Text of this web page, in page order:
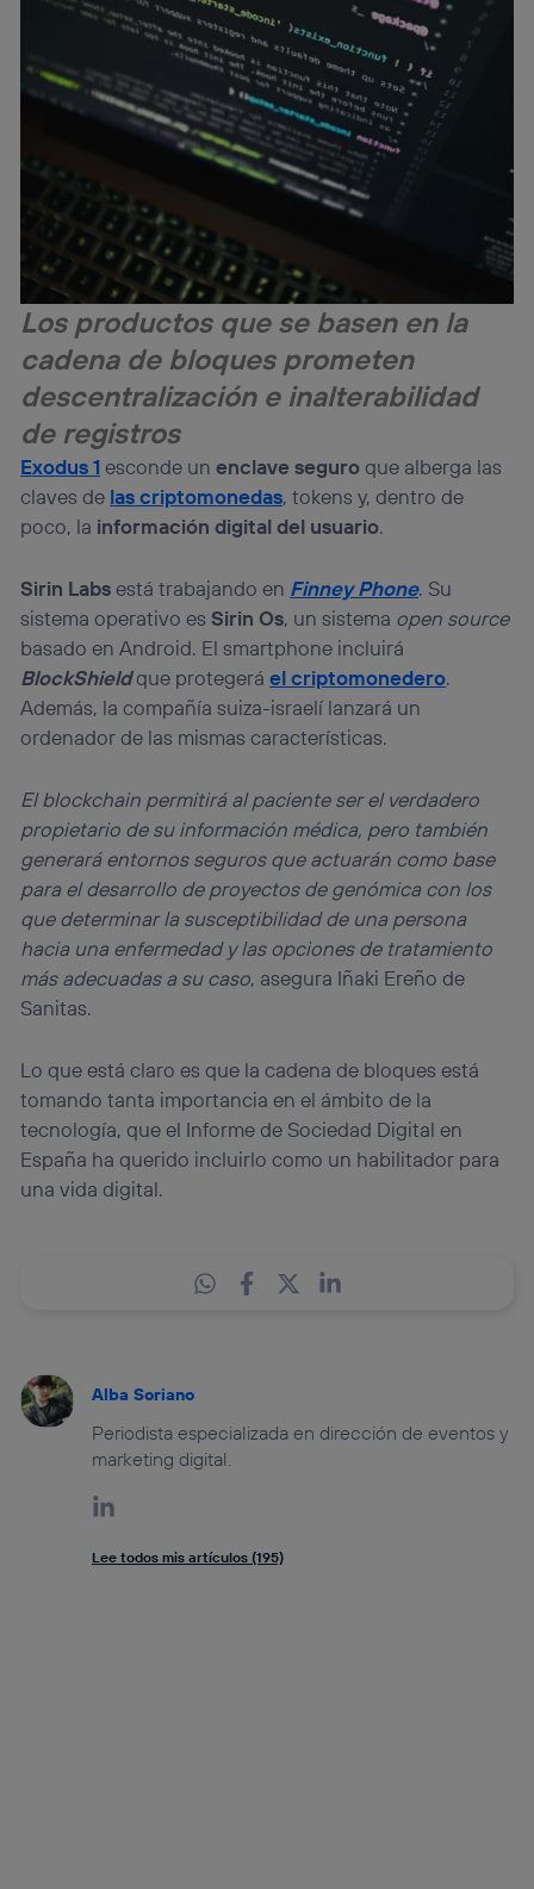
Los productos que se basen en la
cadena de bloques prometen
descentralización e inalterabilidad
de registros
Exodus 1 esconde unenclave seguroque alberga las
claves de las criptomonedas, tokens y, dentro de
poco, la información digital del usuario.
Sirin Labsestá trabajando en Finney Phone. Su
sistema operativo esSirin Os, un sistema open source
basado en Android. El smartphone incluirá
BlockShieldque protegeráel criptomonedero.
Además, la compañía suiza-israelí lanzará un
ordenador de las mismas características.
El blockchain permitirá al paciente ser el verdadero
propietario de su información médica, pero también
generará entornos seguros que actuarán como base
para el desarrollo de proyectos de genómica con los
que determinar la susceptibilidad de una persona
hacia una enfermedad y las opciones de tratamiento
más adecuadas a su caso, asegura Iñaki Ereño de
Sanitas.
Lo que está claro es que la cadena de bloques está
tomando tanta importancia en el ámbito de la
tecnología, que el Informe de Sociedad Digital en
España ha querido incluirlo como un habilitador para
una vida digital.
Alba Soriano
Periodista especializada en dirección de eventos y
marketing digital.
Lee todos mis artículos (195)